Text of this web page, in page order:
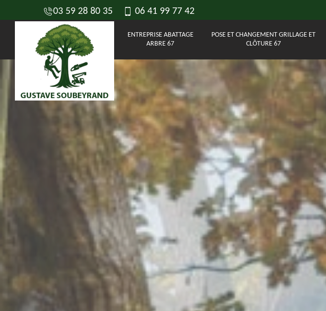
03 59 28 80 35 06 41 99 77 42
ENTREPRISE ABATTAGE
ARBRE 67
POSE ET CHANGEMENT GRILLAGE ET
CLÔTURE 67